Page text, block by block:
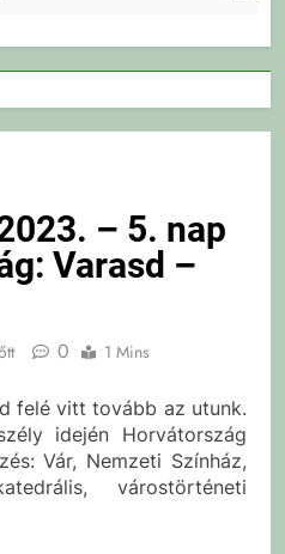
– 5. nap
Varasd –
0 1 Mins
felé vitt tovább az utunk.
idején Horvátország
Vár, Nemzeti Színház,
várostörténeti